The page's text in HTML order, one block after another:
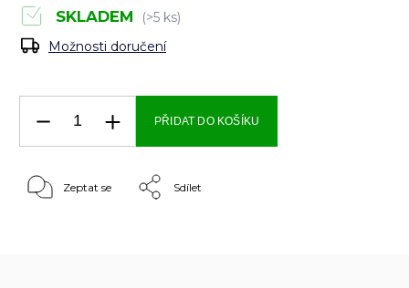
SKLADEM
(>5 ks)
Možnosti doručení
PŘIDAT DO KOŠÍKU
Zeptat se Sdílet